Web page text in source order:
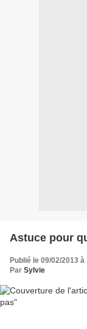
Astuce pour
Publié le 09/02/2013 à
Par Sylvie